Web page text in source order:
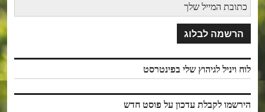
לוח ויניל לגיהוץ שלי בפינטרסט
הירשמו לקבלת עדכון על פוסט חדש